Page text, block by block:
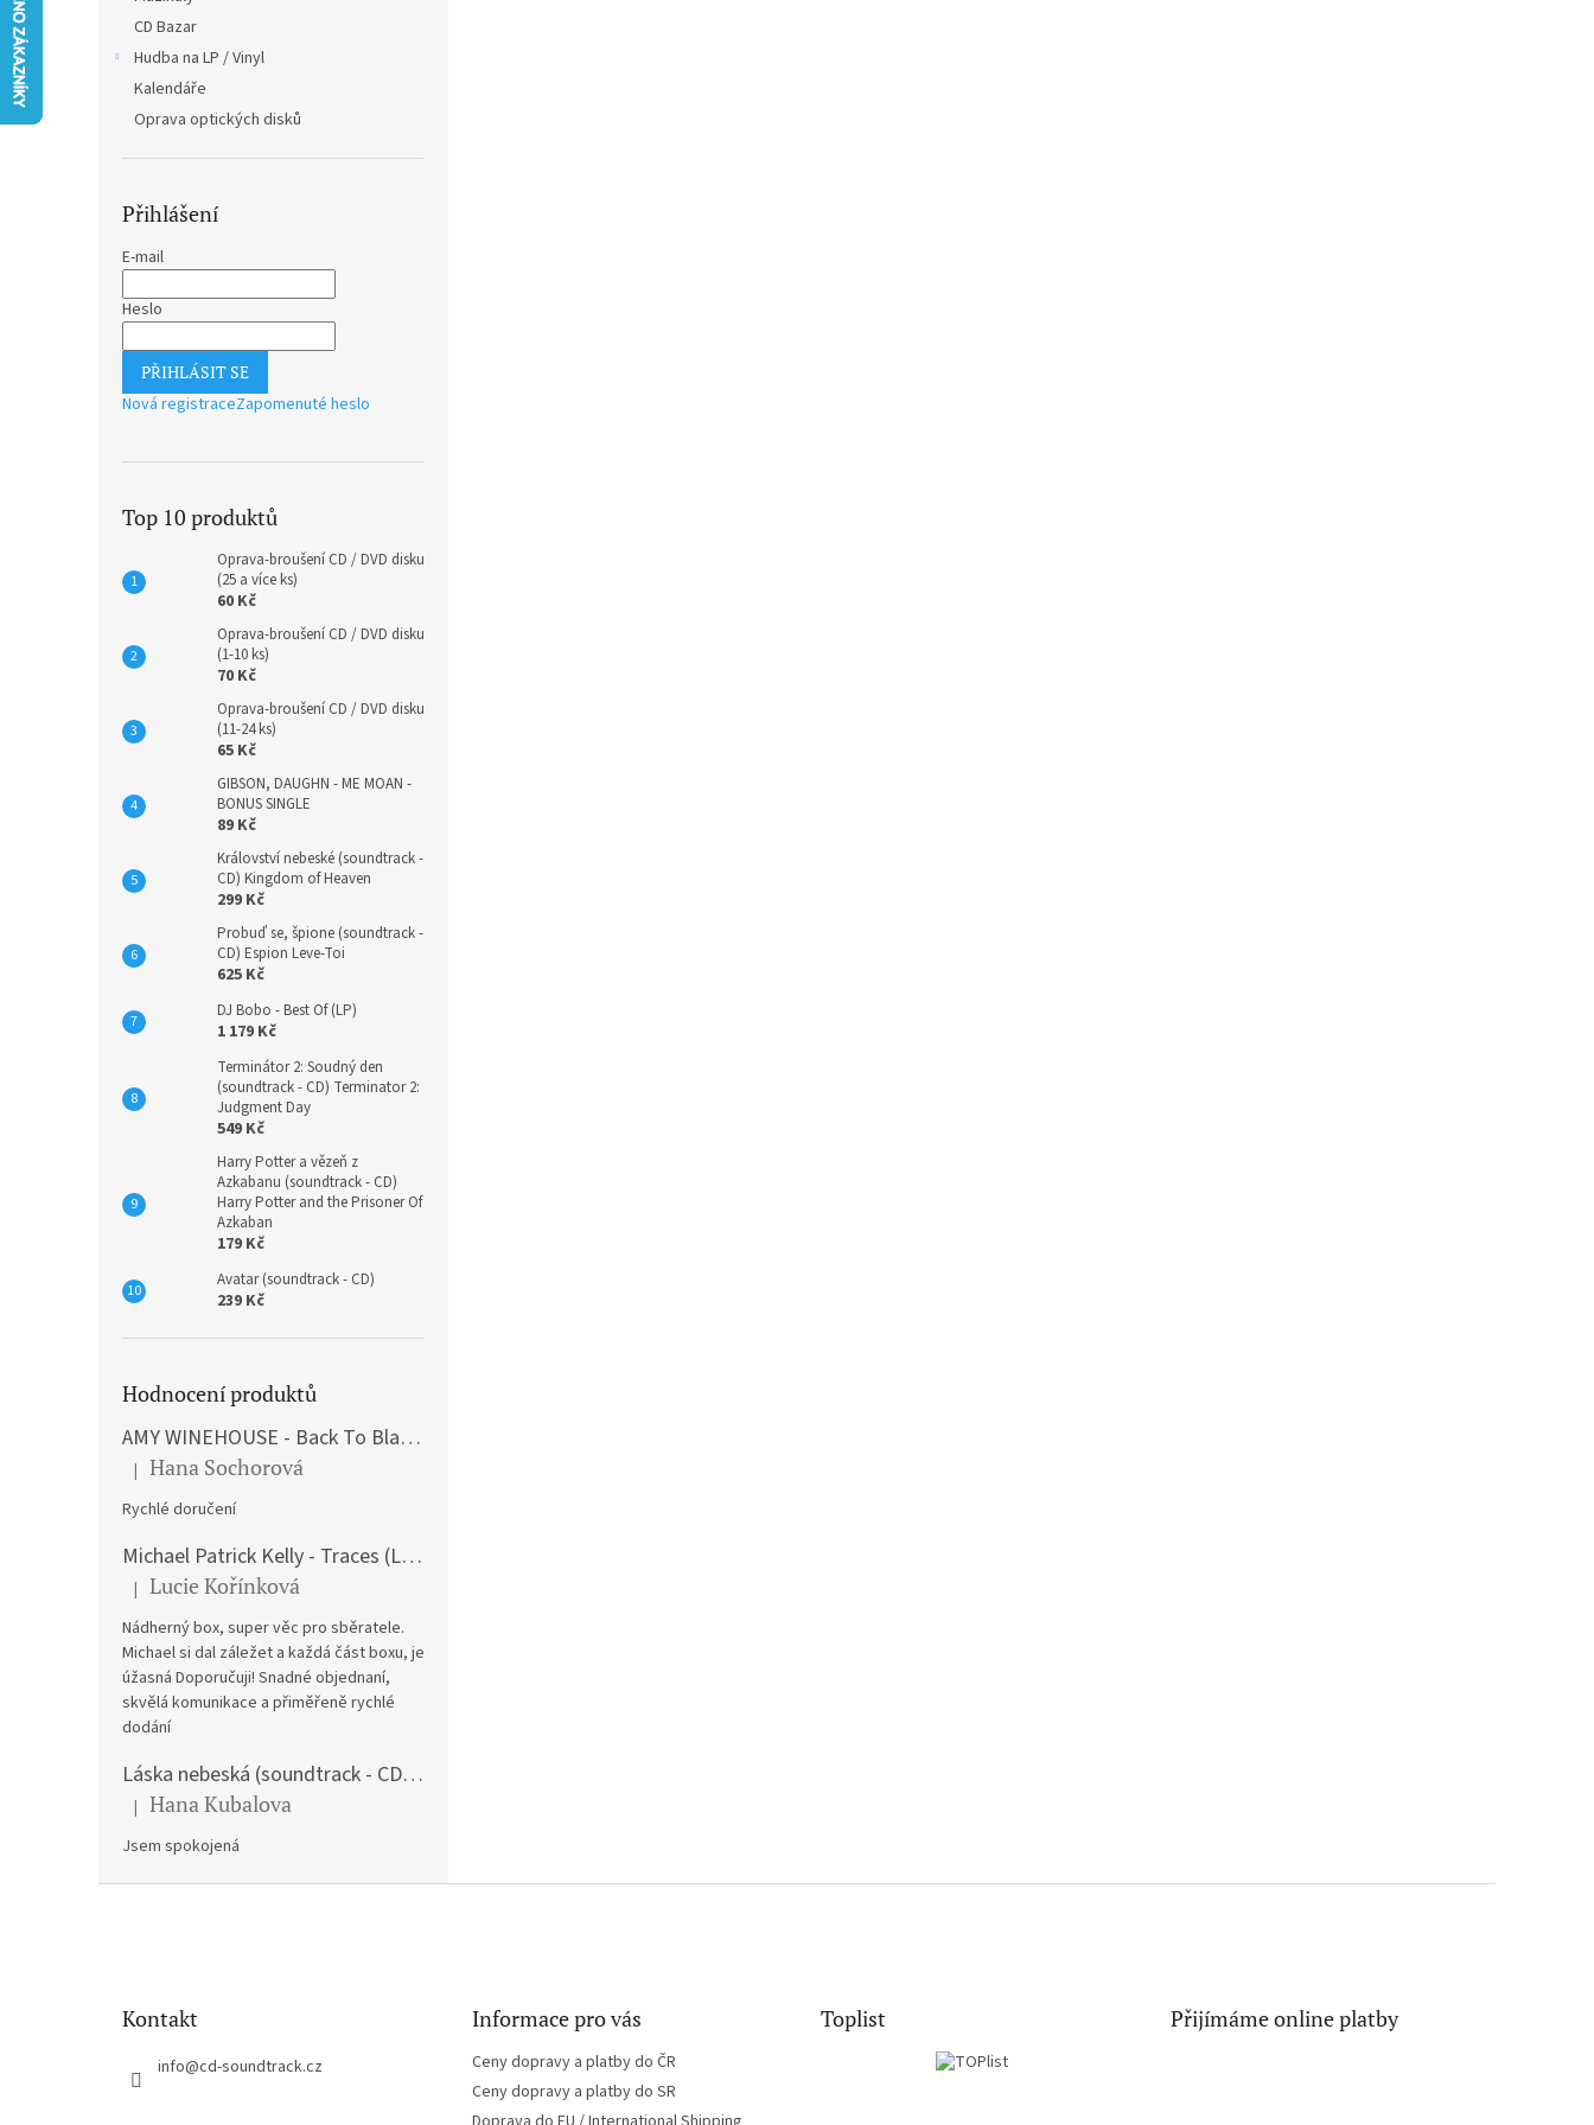
CD Bazar
Hudba na LP / Vinyl
Kalendáře
Oprava optických disků
Přihlášení
E-mail
Heslo
PŘIHLÁSIT SE
Nová registraceZapomenuté heslo
Top 10 produktů
Oprava-broušení CD / DVD disku
(25 a více ks)
60 Kč
Oprava-broušení CD / DVD disku
(1-10 ks)
70 Kč
Oprava-broušení CD / DVD disku
(11-24 ks)
65 Kč
GIBSON, DAUGHN - ME MOAN -
BONUS SINGLE
89 Kč
Království nebeské (soundtrack -
CD) Kingdom of Heaven
299 Kč
Probuď se, špione (soundtrack -
CD) Espion Leve-Toi
625 Kč
DJ Bobo - Best Of (LP)
1 179 Kč
Terminátor 2: Soudný den
(soundtrack - CD) Terminator 2:
Judgment Day
549 Kč
Harry Potter a vězeň z
Azkabanu (soundtrack - CD)
Harry Potter and the Prisoner Of
Azkaban
179 Kč
Avatar (soundtrack - CD)
239 Kč
Hodnocení produktů
AMY WINEHOUSE - Back To Black (LP)
Hodnocení produktu je 5 z 5 hvězdiček.
| Hana Sochorová
Rychlé doručení
Michael Patrick Kelly - Traces (Limited Edition) (Premium Box-Set) (LP)
Hodnocení produktu je 5 z 5 hvězdiček.
| Lucie Kořínková
Nádherný box, super věc pro sběratele.
Michael si dal záležet a každá část boxu, je
úžasná Doporučuji! Snadné objednaní,
skvělá komunikace a přiměřeně rychlé
dodání
Láska nebeská (soundtrack - CD) Love Actually
Hodnocení produktu je 5 z 5 hvězdiček.
| Hana Kubalova
Jsem spokojená
Kontakt
info@cd-soundtrack.cz
Informace pro vás
Ceny dopravy a platby do ČR
Ceny dopravy a platby do SR
Toplist Přijímáme online platby